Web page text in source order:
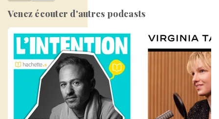
Venez écouter d'autres podcasts